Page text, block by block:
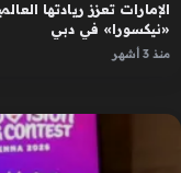
الإمارات تعزز ريادتها
«نيكسورا» في دبي
منذ 3 أشهر